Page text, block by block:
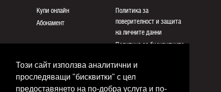
Този сайт използва аналитични и
проследяващи "бисквитки" с цел
предоставянето на по-добра услуга и по-
Купи онлайн
Абонамент
Политика за
поверителност и защита
на личните данни
Политика за бисквитките
Общи условия
Контакти